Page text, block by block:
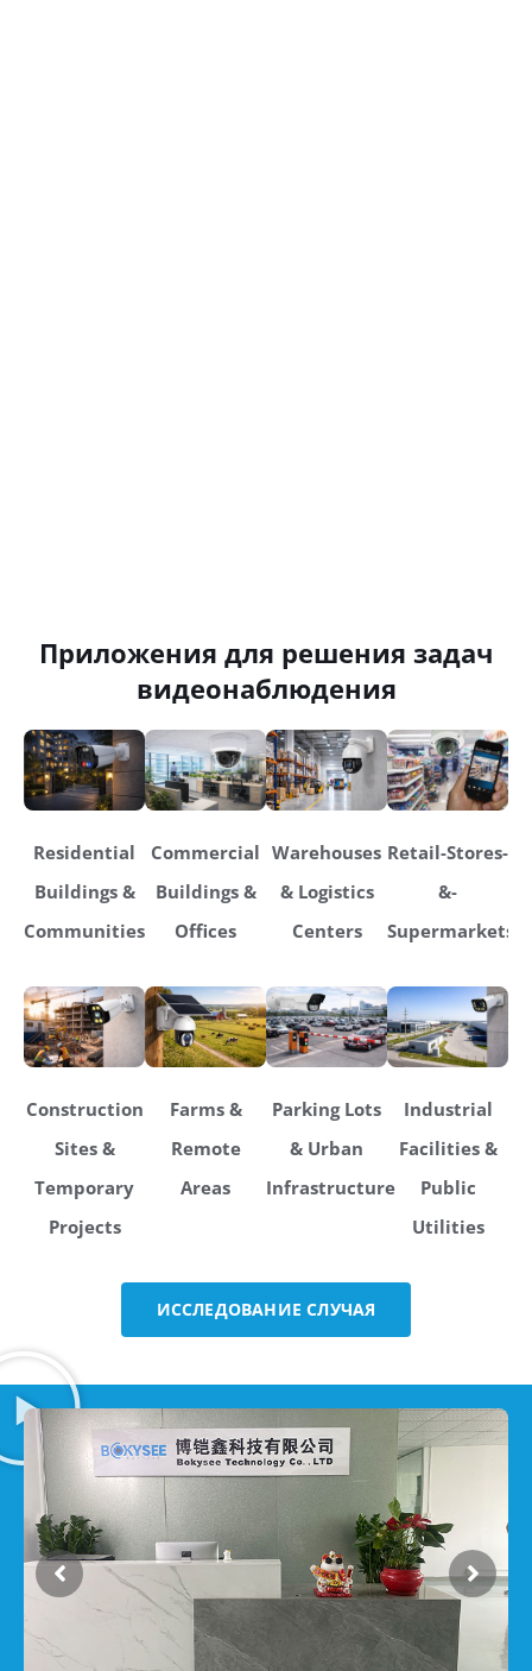
Приложения для решения задач
видеонаблюдения
Residential
Buildings &
Communities
Commercial
Buildings &
Offices
Warehouses
& Logistics
Centers
Retail-Stores-
&-
Supermarkets
Construction
Sites &
Temporary
Projects
Farms &
Remote
Areas
Parking Lots
& Urban
Infrastructure
Industrial
Facilities &
Public
Utilities
ИССЛЕДОВАНИЕ СЛУЧАЯ